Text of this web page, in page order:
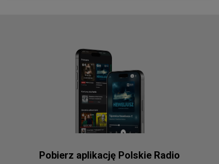
Pobierz aplikację Polskie Radio